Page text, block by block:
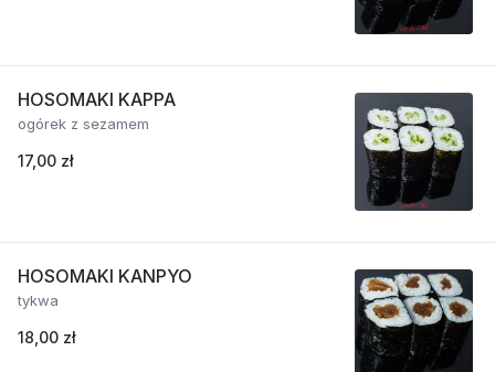
HOSOMAKI KAPPA
ogórek z sezamem
17,00 zł
HOSOMAKI KANPYO
tykwa
18,00 zł